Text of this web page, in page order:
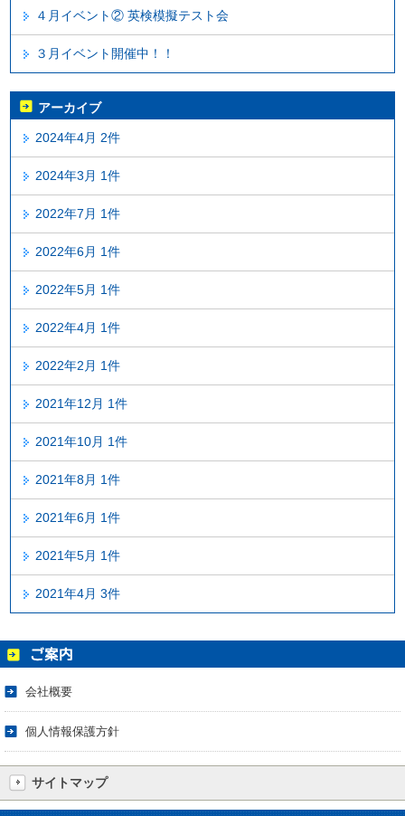
４月イベント② 英検模擬テスト会
３月イベント開催中！！
アーカイブ
2024年4月 2件
2024年3月 1件
2022年7月 1件
2022年6月 1件
2022年5月 1件
2022年4月 1件
2022年2月 1件
2021年12月 1件
2021年10月 1件
2021年8月 1件
2021年6月 1件
2021年5月 1件
2021年4月 3件
会社概要
個人情報保護方針
サイトマップ